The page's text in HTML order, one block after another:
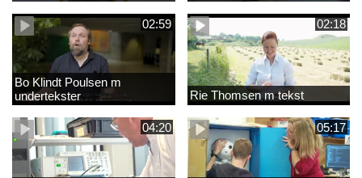
02:59
Bo Klindt Poulsen m
undertekster
02:18
Rie Thomsen m tekst
04:20 05:17